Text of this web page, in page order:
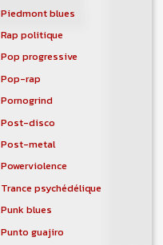
Piedmont blues
Rap politique
Pop progressive
Pop-rap
Pornogrind
Post-disco
Post-metal
Powerviolence
Trance psychédélique
Punk blues
Punto guajiro